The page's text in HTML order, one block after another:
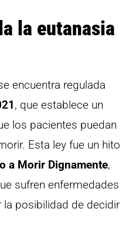
la eutanasia
encuentra regulada
, que establece un
los pacientes puedan
Esta ley fue un hito
a Morir Dignamente,
sufren enfermedades
la posibilidad de decidir